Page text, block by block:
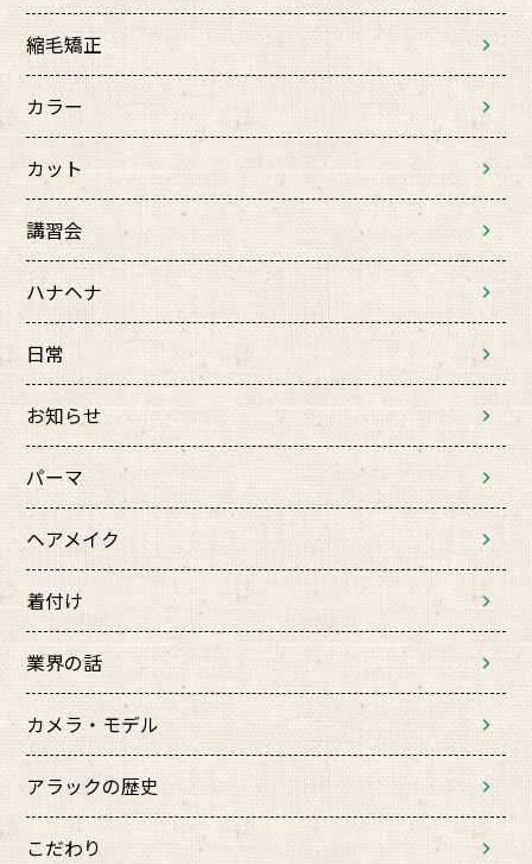
縮毛矯正
カラー
カット
講習会
ハナヘナ
日常
お知らせ
パーマ
ヘアメイク
着付け
業界の話
カメラ・モデル
アラックの歴史
こだわり